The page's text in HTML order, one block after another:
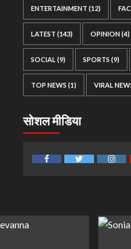
ENTERTAINMENT (12)
LATEST (143) OPINION(4)
SOCIAL (9) SPORTS (9)
TOP NEWS (1) VIRAL
सोशल मीडिया
FacebookTwitter